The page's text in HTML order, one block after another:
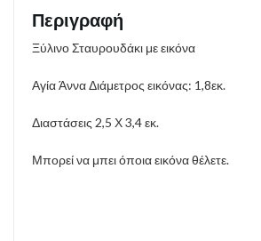
Περιγραφή
Ξύλινο Σταυρουδάκι με εικόνα
Αγία Άννα Διάμετρος εικόνας: 1,8εκ.
Διαστάσεις 2,5 Χ 3,4 εκ.
Μπορεί να μπει όποια εικόνα θέλετε.